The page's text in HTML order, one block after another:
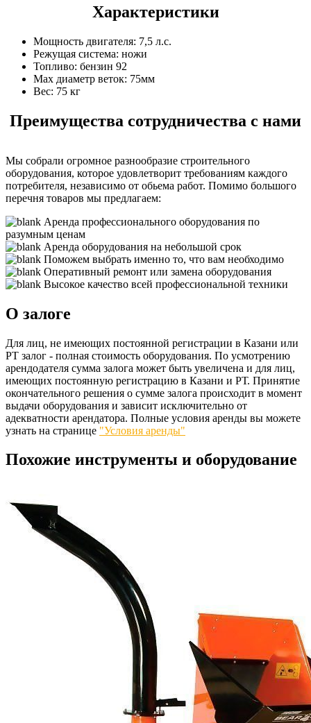
Характеристики
Мощность двигателя: 7,5 л.с.
Режущая система: ножи
Топливо: бензин 92
Маx диаметр веток: 75мм
Вес: 75 кг
Преимущества сотрудничества с нами
Мы собрали огромное разнообразие строительного
оборудования, которое удовлетворит требованиям каждого
потребителя, независимо от обьема работ. Помимо большого
перечня товаров мы предлагаем:
Аренда профессионального оборудования по
разумным ценам
Аренда оборудования на небольшой срок
Поможем выбрать именно то, что вам необходимо
Оперативный ремонт или замена оборудования
Высокое качество всей профессиональной техники
О залоге
Для лиц, не имеющих постоянной регистрации в Казани или
РТ залог - полная стоимость оборудования. По усмотрению
арендодателя сумма залога может быть увеличена и для лиц,
имеющих постоянную регистрацию в Казани и РТ. Принятие
окончательного решения о сумме залога происходит в момент
выдачи оборудования и зависит исключительно от
адекватности арендатора. Полные условия аренды вы можете
узнать на странице "Условия аренды"
Похожие инструменты и оборудование